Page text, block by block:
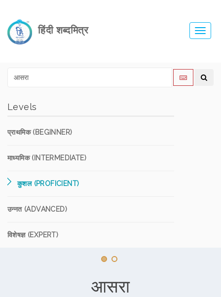
हिंदी शब्दमित्र
Levels
प्राथमिक (BEGINNER)
माध्यमिक (INTERMEDIATE)
कुशल (PROFICIENT)
उन्नत (ADVANCED)
विशेषज्ञ (EXPERT)
आसरा